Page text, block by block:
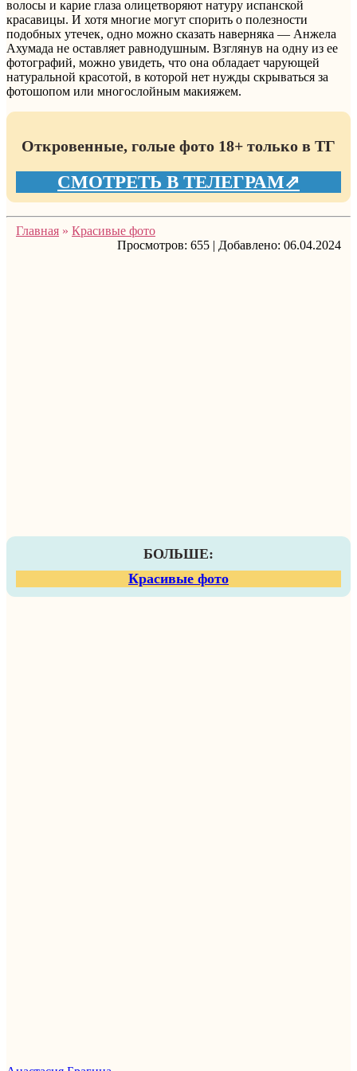
волосы и карие глаза олицетворяют натуру испанской
красавицы. И хотя многие могут спорить о полезности
подобных утечек, одно можно сказать наверняка — Анжела
Ахумада не оставляет равнодушным. Взглянув на одну из ее
фотографий, можно увидеть, что она обладает чарующей
натуральной красотой, в которой нет нужды скрываться за
фотошопом или многослойным макияжем.
Откровенные, голые фото 18+ только в ТГ
СМОТРЕТЬ В ТЕЛЕГРАМ⇗
Главная » Красивые фото
Просмотров: 655 | Добавлено: 06.04.2024
БОЛЬШЕ:
Красивые фото